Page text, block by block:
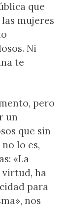
que
mujeres
Ni
te
pero
un
que sin
lo es,
«La
virtud, ha
para
nos